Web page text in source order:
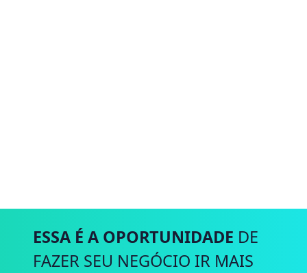
ESSA É A OPORTUNIDADE DE
FAZER SEU NEGÓCIO IR MAIS